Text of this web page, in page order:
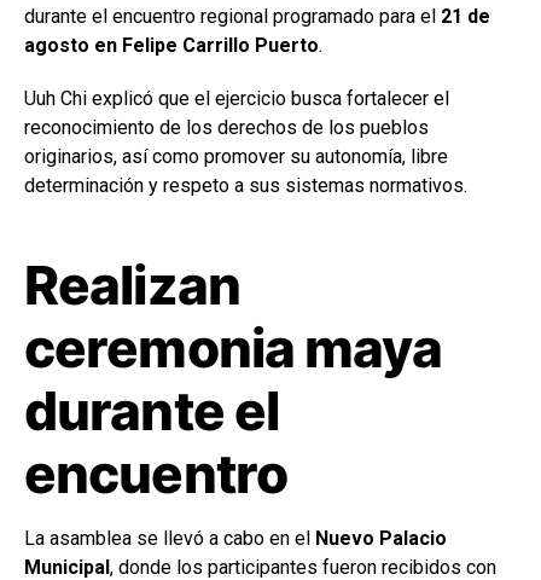
durante el encuentro regional programado para el 21 de
agosto en Felipe Carrillo Puerto.
Uuh Chi explicó que el ejercicio busca fortalecer el
reconocimiento de los derechos de los pueblos
originarios, así como promover su autonomía, libre
determinación y respeto a sus sistemas normativos.
Realizan
ceremonia maya
durante el
encuentro
La asamblea se llevó a cabo en el Nuevo Palacio
Municipal, donde los participantes fueron recibidos con